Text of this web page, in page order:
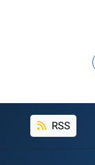
RSS